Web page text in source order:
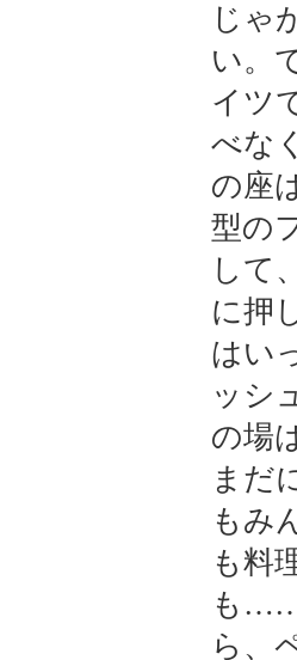
じゃ
い。
イツ
べな
の座
型の
して
に押
はい
ッシ
の場
まだ
もみ
も料
も……
ら、